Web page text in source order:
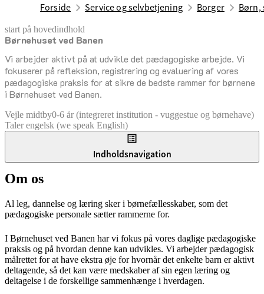
Forside Service og selvbetjening Borger Børn,
start på hovedindhold
Børnehuset ved Banen
Vi arbejder aktivt på at udvikle det pædagogiske arbejde. Vi
fokuserer på refleksion, registrering og evaluering af vores
pædagogiske praksis for at sikre de bedste rammer for børnene
i Børnehuset ved Banen.
senest opdateret 17. februar 2026
Vejle midtby0-6 år (integreret institution - vuggestue og børnehave)
Taler engelsk (we speak English)
Indholdsnavigation
Om os
Al leg, dannelse og læring sker i børnefællesskaber, som det
pædagogiske personale sætter rammerne for.
I Børnehuset ved Banen har vi fokus på vores daglige pædagogiske
praksis og på hvordan denne kan udvikles. Vi arbejder pædagogisk
målrettet for at have ekstra øje for hvornår det enkelte barn er aktivt
deltagende, så det kan være medskaber af sin egen læring og
deltagelse i de forskellige sammenhænge i hverdagen.